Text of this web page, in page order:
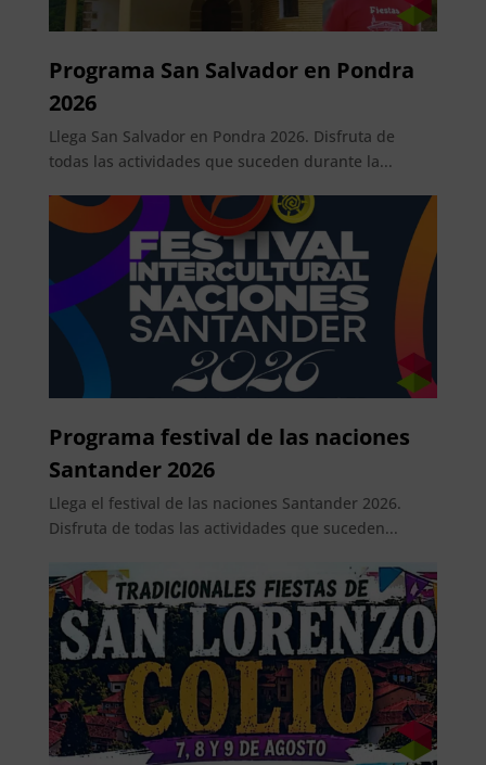
Programa San Salvador en Pondra
2026
Llega San Salvador en Pondra 2026. Disfruta de
todas las actividades que suceden durante la...
Programa festival de las naciones
Santander 2026
Llega el festival de las naciones Santander 2026.
Disfruta de todas las actividades que suceden...